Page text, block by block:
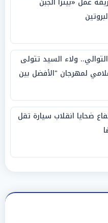
ولاء السيد تتولى
لمهرجان "الأفضل بين
ضحايا انقلاب سيارة تقل